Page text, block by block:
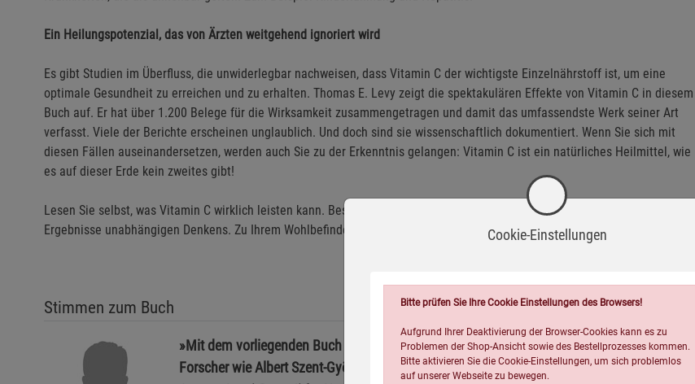
Ein Heilungspotenzial, das von Ärzten weitgehend ignoriert wird
Es gibt Studien im Überfluss, die unwiderlegbar nachweisen, dass Vitamin C der wichtigste Einzelnährstoff ist, um eine
optimale Gesundheit zu erreichen und zu erhalten. Thomas E. Levy zeigt die spektakulären Effekte von Vitamin C in diesem
Buch auf. Er hat über 1.200 Belege für die Wirksamkeit zusammengetragen und damit das umfassendste Werk seiner Art
verfasst. Viele der Berichte erscheinen unglaublich. Und doch sind sie wissenschaftlich dokumentiert. Wenn Sie sich mit
diesen Fällen auseinandersetzen, werden auch Sie zu der Erkenntnis gelangen: Vitamin C ist ein natürliches Heilmittel, wie
es auf dieser Erde kein zweites gibt!
Lesen Sie selbst, was Vitamin C wirklich leisten kann. Bestellen Sie dieses Buch und sichern Sie sich noch heute die
Ergebnisse unabhängigen Denkens. Zu Ihrem Wohlbefinden.
Stimmen zum Buch
»Mit dem vorliegenden Buch reiht sich Thomas E. Levy in den Kreis großer Vitamin-C-
Forscher wie Albert Szent-Györgyi, Linus Pauling, Frederick R. Klenner und andere ein.«
Cookie-Einstellungen
Bitte prüfen Sie Ihre Cookie Einstellungen des Browsers!
Aufgrund Ihrer Deaktivierung der Browser-Cookies kann es zu
Problemen der Shop-Ansicht sowie des Bestellprozesses kommen.
Bitte aktivieren Sie die Cookie-Einstellungen, um sich problemlos
auf unserer Webseite zu bewegen.